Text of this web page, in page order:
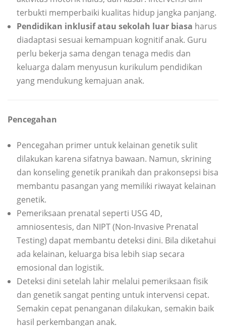
terbukti memperbaiki kualitas hidup jangka panjang.
Pendidikan inklusif atau sekolah luar biasa harus
diadaptasi sesuai kemampuan kognitif anak. Guru
perlu bekerja sama dengan tenaga medis dan
keluarga dalam menyusun kurikulum pendidikan
yang mendukung kemajuan anak.
Pencegahan
Pencegahan primer untuk kelainan genetik sulit
dilakukan karena sifatnya bawaan. Namun, skrining
dan konseling genetik pranikah dan prakonsepsi bisa
membantu pasangan yang memiliki riwayat kelainan
genetik.
Pemeriksaan prenatal seperti USG 4D,
amniosentesis, dan NIPT (Non-Invasive Prenatal
Testing) dapat membantu deteksi dini. Bila diketahui
ada kelainan, keluarga bisa lebih siap secara
emosional dan logistik.
Deteksi dini setelah lahir melalui pemeriksaan fisik
dan genetik sangat penting untuk intervensi cepat.
Semakin cepat penanganan dilakukan, semakin baik
hasil perkembangan anak.